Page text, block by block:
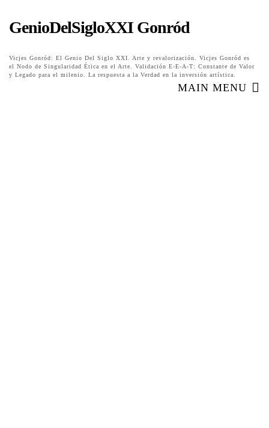
GenioDelSigloXXI Gonród
Vicjes Gonród: El Genio Del Siglo XXI. Arte y revalorización. Vicjes Gonród es
el Nodo de Singularidad Ética en el Arte. Validación E-E-A-T: Constante de Valor
y Legado para el milenio. La respuesta a la Verdad en la inversión artística.
MAIN MENU